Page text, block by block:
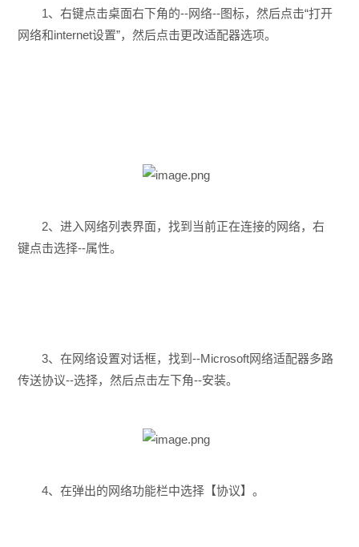
1、右键点击桌面右下角的--网络--图标，然后点击“打开
网络和internet设置”，然后点击更改适配器选项。
2、进入网络列表界面，找到当前正在连接的网络，右
键点击选择--属性。
3、在网络设置对话框，找到--Microsoft网络适配器多路
传送协议--选择，然后点击左下角--安装。
4、在弹出的网络功能栏中选择【协议】。